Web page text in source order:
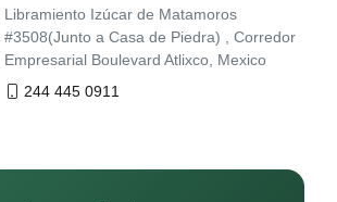
Libramiento Izúcar de Matamoros
#3508(Junto a Casa de Piedra) , Corredor
Empresarial Boulevard Atlixco, Mexico
244 445 0911